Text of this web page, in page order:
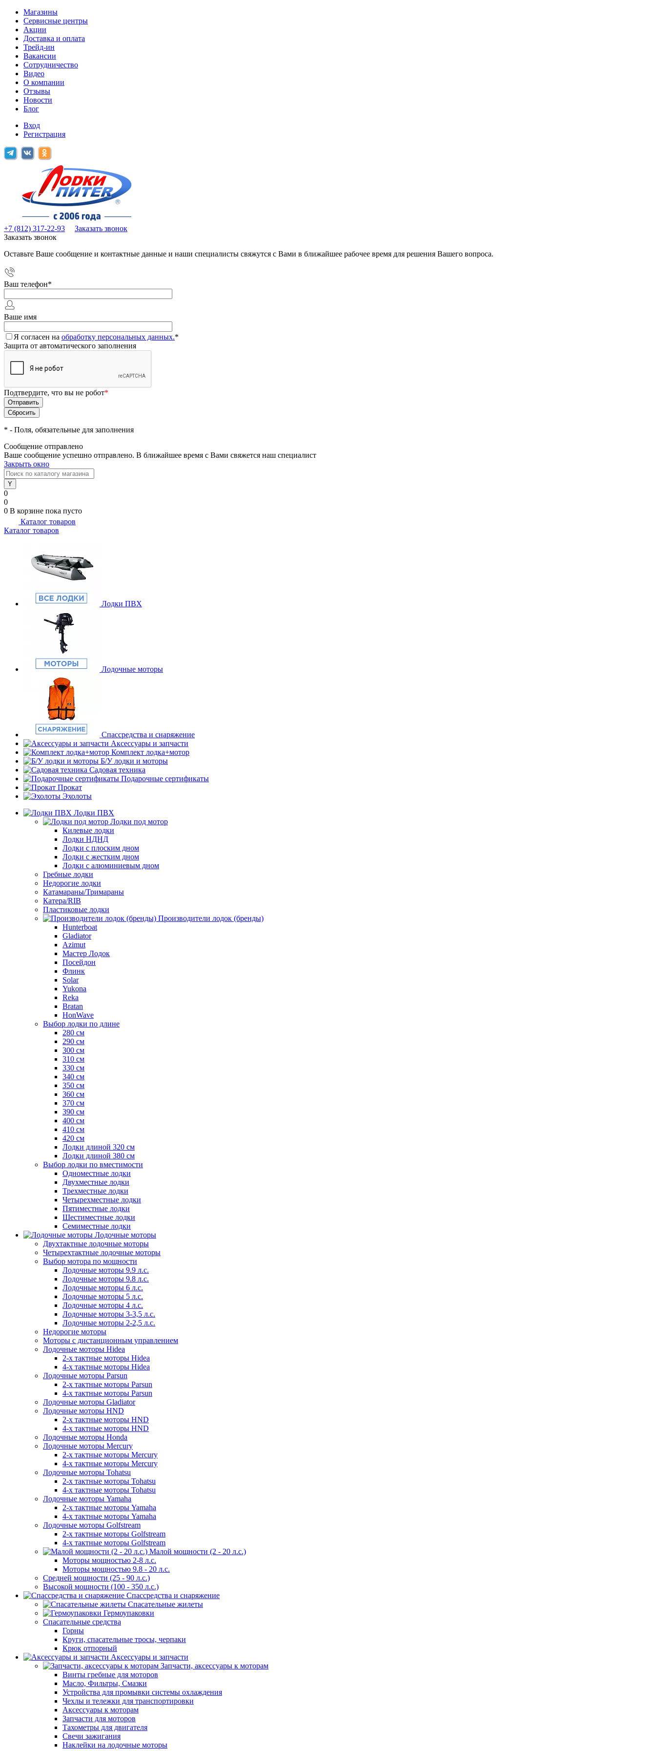
Магазины
Сервисные центры
Акции
Доставка и оплата
Трейд-ин
Вакансии
Сотрудничество
Видео
О компании
Отзывы
Новости
Блог
Вход
Регистрация
+7 (812) 317-22-93
Заказать звонок
Заказать звонок
Оставьте Ваше сообщение и контактные данные и наши специалисты свяжутся с Вами в ближайшее рабочее время для решения Вашего вопроса.
Ваш телефон*
Ваше имя
Я согласен на обработку персональных данных.*
Защита от автоматического заполнения
Подтвердите, что вы не робот*
* - Поля, обязательные для заполнения
Сообщение отправлено
Ваше сообщение успешно отправлено. В ближайшее время с Вами свяжется наш специалист
Закрыть окно
0
0
0 В корзине пока пусто
Каталог товаров
Каталог товаров
Лодки ПВХ
Лодочные моторы
Спассредства и снаряжение
Аксессуары и запчасти
Комплект лодка+мотор
Б/У лодки и моторы
Садовая техника
Подарочные сертификаты
Прокат
Эхолоты
Лодки ПВХ
Лодки под мотор
Килевые лодки
Лодки НДНД
Лодки с плоским дном
Лодки с жестким дном
Лодки с алюминиевым дном
Гребные лодки
Недорогие лодки
Катамараны/Тримараны
Катера/RIB
Пластиковые лодки
Производители лодок (бренды)
Hunterboat
Gladiator
Azimut
Мастер Лодок
Посейдон
Флинк
Solar
Yukona
Reka
Bratan
HonWave
Выбор лодки по длине
280 см
290 см
300 см
310 см
330 см
340 см
350 см
360 см
370 см
390 см
400 см
410 см
420 см
Лодки длиной 320 см
Лодки длиной 380 см
Выбор лодки по вместимости
Одноместные лодки
Двухместные лодки
Трехместные лодки
Четырехместные лодки
Пятиместные лодки
Шестиместные лодки
Семиместные лодки
Лодочные моторы
Двухтактные лодочные моторы
Четырехтактные лодочные моторы
Выбор мотора по мощности
Лодочные моторы 9.9 л.с.
Лодочные моторы 9.8 л.с.
Лодочные моторы 6 л.с.
Лодочные моторы 5 л.с.
Лодочные моторы 4 л.с.
Лодочные моторы 3-3,5 л.с.
Лодочные моторы 2-2,5 л.с.
Недорогие моторы
Моторы с дистанционным управлением
Лодочные моторы Hidea
2-х тактные моторы Hidea
4-х тактные моторы Hidea
Лодочные моторы Parsun
2-х тактные моторы Parsun
4-х тактные моторы Parsun
Лодочные моторы Gladiator
Лодочные моторы HND
2-х тактные моторы HND
4-х тактные моторы HND
Лодочные моторы Honda
Лодочные моторы Mercury
2-х тактные моторы Mercury
4-х тактные моторы Mercury
Лодочные моторы Tohatsu
2-х тактные моторы Tohatsu
4-х тактные моторы Tohatsu
Лодочные моторы Yamaha
2-х тактные моторы Yamaha
4-х тактные моторы Yamaha
Лодочные моторы Golfstream
2-х тактные моторы Golfstream
4-х тактные моторы Golfstream
Малой мощности (2 - 20 л.с.)
Моторы мощностью 2-8 л.с.
Моторы мощностью 9.8 - 20 л.с.
Средней мощности (25 - 90 л.с.)
Высокой мощности (100 - 350 л.с.)
Спассредства и снаряжение
Спасательные жилеты
Гермоупаковки
Спасательные средства
Горны
Круги, спасательные тросы, черпаки
Крюк отпорный
Аксессуары и запчасти
Запчасти, аксессуары к моторам
Винты гребные для моторов
Масло, Фильтры, Смазки
Устройства для промывки системы охлаждения
Чехлы и тележки для транспортировки
Аксессуары к моторам
Запчасти для моторов
Тахометры для двигателя
Свечи зажигания
Наклейки на лодочные моторы